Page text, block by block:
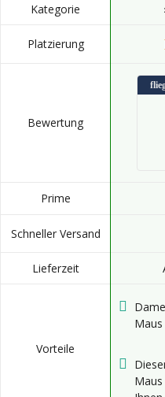
Kategorie
Platzierung
Bewertung
Prime
Schneller Versand
Lieferzeit
Vorteile